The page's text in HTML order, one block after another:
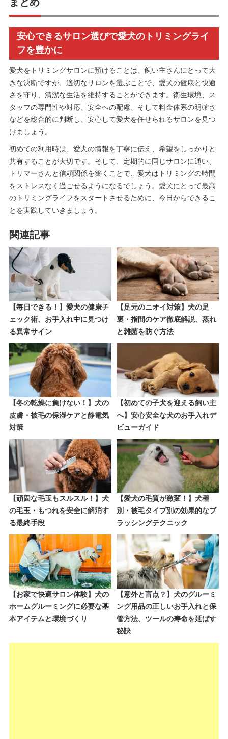
安心できるサロン選びで愛犬のトリミングライ
フを豊かに
愛犬をトリミングサロンに預けることは、飼い主さんにとって大
きな決断ですが、適切なサロンを選ぶことで、愛犬の健康と快適
さを守り、清潔な生活を維持することができます。衛生環境、ス
タッフの専門性や対応、安全への配慮、そして料金体系の明確さ
などを総合的に判断し、安心して愛犬を任せられるサロンを見つ
けましょう。
初めての利用時は、愛犬の情報を丁寧に伝え、希望をしっかりと
共有することが大切です。そして、定期的に同じサロンに通い、
トリマーさんと信頼関係を築くことで、愛犬はトリミングの時間
をストレスなく過ごせるようになるでしょう。愛犬にとって最高
のトリミングライフをスタートさせるために、今日からできるこ
とを実践していきましょう。
関連記事
【毎日できる！】愛犬の健康チ
ェック術、お手入れ中に見つけ
る異常サイン
【足元のニオイ対策】犬の足
裏・指間のケア徹底解説、蒸れ
と雑菌を防ぐ方法
【冬の乾燥に負けない！】犬の
皮膚・被毛の保湿ケアと静電気
対策
【初めての子犬を迎える飼い主
へ】安心安全な犬のお手入れデ
ビューガイド
【頑固な毛玉もスルスル！】犬
の毛玉・もつれを安全に解消す
る最終手段
【愛犬の毛質が激変！】犬種
別・被毛タイプ別の効果的なブ
ラッシングテクニック
【お家で快適サロン体験】犬の
ホームグルーミングに必要な基
本アイテムと環境づくり
【意外と盲点？】犬のグルーミ
ング用品の正しいお手入れと保
管方法、ツールの寿命を延ばす
秘訣